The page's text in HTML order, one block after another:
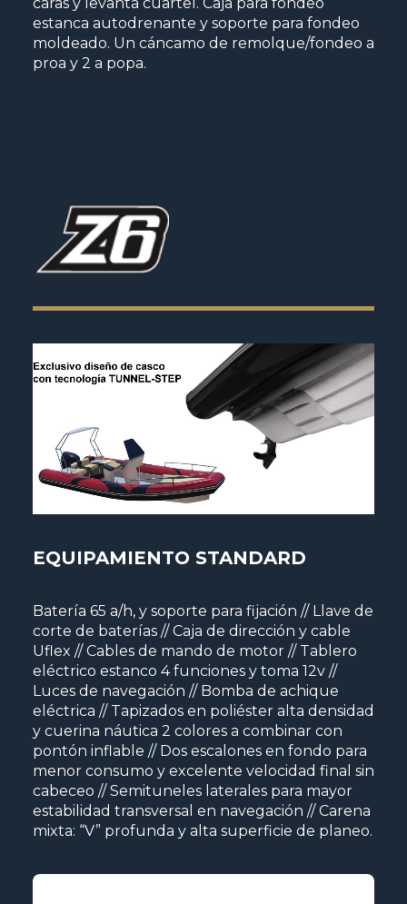
estanca autodrenante y soporte para fondeo
moldeado. Un cáncamo de remolque/fondeo a
proa y 2 a popa.
EQUIPAMIENTO STANDARD
Batería 65 a/h, y soporte para fijación // Llave de
corte de baterías // Caja de dirección y cable
Uflex // Cables de mando de motor // Tablero
eléctrico estanco 4 funciones y toma 12v //
Luces de navegación // Bomba de achique
eléctrica // Tapizados en poliéster alta densidad
y cuerina náutica 2 colores a combinar con
pontón inflable // Dos escalones en fondo para
menor consumo y excelente velocidad final sin
cabeceo // Semituneles laterales para mayor
estabilidad transversal en navegación // Carena
mixta: “V” profunda y alta superficie de planeo.